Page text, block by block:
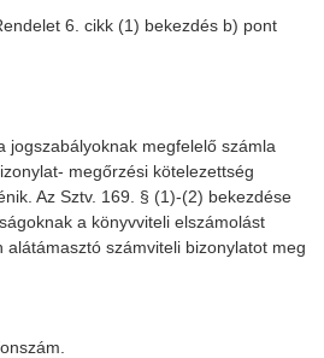
6. cikk (1) bekezdés b) pont
jogszabályoknak megfelelő számla
megőrzési kötelezettség
Az Sztv. 169. § (1)-(2) bekezdése
a könyvviteli elszámolást
alátámasztó számviteli bizonylatot meg